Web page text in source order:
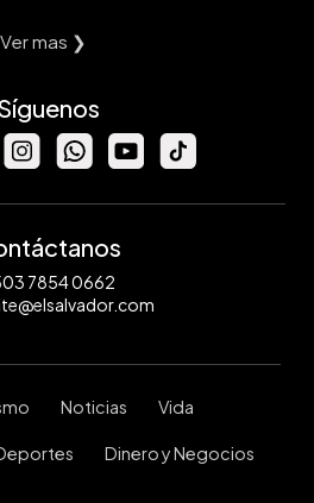
Ver mas ❯
7854 0662
Noticias Vida
Dinero y Negocios